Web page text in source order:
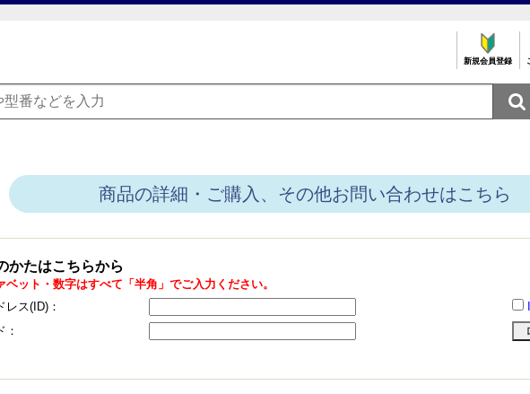
新規会員登録

商品の詳細・ご購入、その他お問い合わせはこちら
かたはこちらから
ット・数字はすべて「半角」でご入力ください。
レス(ID)：
：